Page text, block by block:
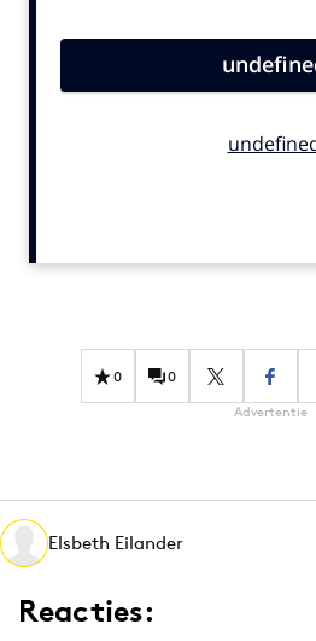
Carriere
Diversiteit
Interne communicatie
Martech
Media
Merkstrategie
0 0
Advertentie
Elsbeth Eilander
Reacties: